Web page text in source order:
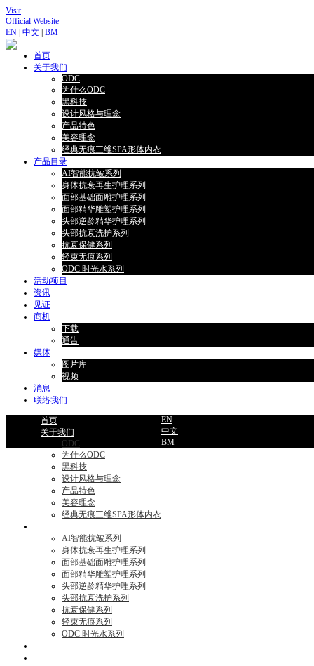
Visit
Official Website
EN 中文 BM
首页
关于我们
ODC
为什么ODC
黑科技
设计风格与理念
产品特色
美容理念
经典无痕三维SPA形体内衣
产品目录
AI智能抗皱系列
身体抗衰再生护理系列
面部基础面雕护理系列
面部精华雕塑护理系列
头部逆龄精华护理系列
头部抗衰洗护系列
抗衰保健系列
轻束无痕系列
ODC 时光水系列
活动项目
资讯
见证
商机
下载
通告
媒体
图片库
视频
消息
联络我们
首页
关于我们
ODC
为什么ODC
黑科技
设计风格与理念
产品特色
美容理念
经典无痕三维SPA形体内衣
AI智能抗皱系列
身体抗衰再生护理系列
面部基础面雕护理系列
面部精华雕塑护理系列
头部逆龄精华护理系列
头部抗衰洗护系列
抗衰保健系列
轻束无痕系列
ODC 时光水系列
EN
中文
BM